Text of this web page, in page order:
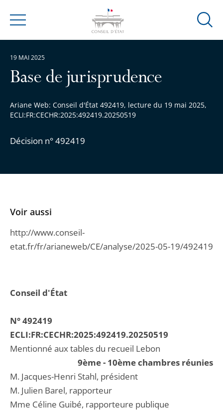
Menu
Ouvrir
Base de jurisprudence
Ariane Web: Conseil d'État 492419, lecture du 19 mai 2025,
ECLI:FR:CECHR:2025:492419.20250519
Décision n° 492419
19 MAI 2025
Conseil d'État
N° 492419
ECLI:FR:CECHR:2025:492419.20250519
Mentionné aux tables du recueil Lebon
9ème - 10ème chambres réunies
M. Jacques-Henri Stahl, président
M. Julien Barel, rapporteur
Mme Céline Guibé, rapporteure publique
Voir aussi
http://www.conseil-
etat.fr/fr/arianeweb/CE/analyse/2025-05-19/492419